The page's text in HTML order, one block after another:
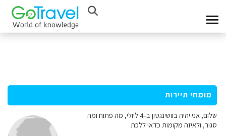
מומחי תיירות
שלום, אני יהיה בוושינגטון ב-4 ליולי, מה פתוח ומה
סגור, ולאיזה מקומות כדאי ללכת